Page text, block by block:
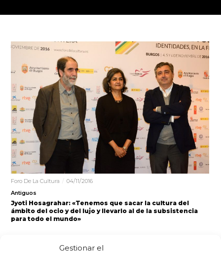
Gestionar el
Foro De La Cultura
04/11/2016
Antiguos
Jyoti Hosagrahar: «Tenemos que sacar la cultura del
ámbito del ocio y del lujo y llevarlo al de la subsistencia
para todo el mundo»
ámbito del ocio y del lujo y llevarlo al de…